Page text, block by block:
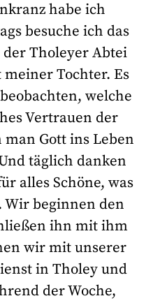
habe ich
besuche ich das
der Tholeyer Abtei
Tochter. Es
welche
Vertrauen der
Gott ins Leben
täglich danken
alles Schöne, was
beginnen den
ihn mit ihm
wir mit unserer
in Tholey und
der Woche,